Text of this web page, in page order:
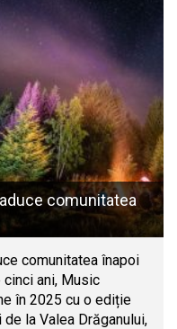
comunitatea
comunitatea înapoi
cinci ani, Music
în 2025 cu o ediție
la Valea Drăganului,